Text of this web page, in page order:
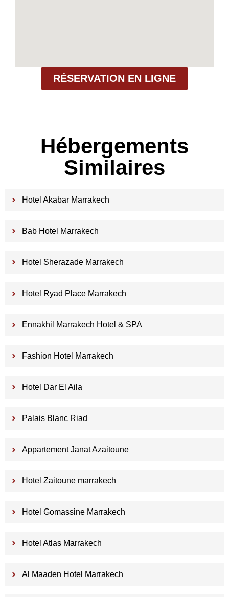
RÉSERVATION EN LIGNE
Hébergements
Similaires
Hotel Akabar Marrakech
Bab Hotel Marrakech
Hotel Sherazade Marrakech
Hotel Ryad Place Marrakech
Ennakhil Marrakech Hotel & SPA
Fashion Hotel Marrakech
Hotel Dar El Aila
Palais Blanc Riad
Appartement Janat Azaitoune
Hotel Zaitoune marrakech
Hotel Gomassine Marrakech
Hotel Atlas Marrakech
Al Maaden Hotel Marrakech